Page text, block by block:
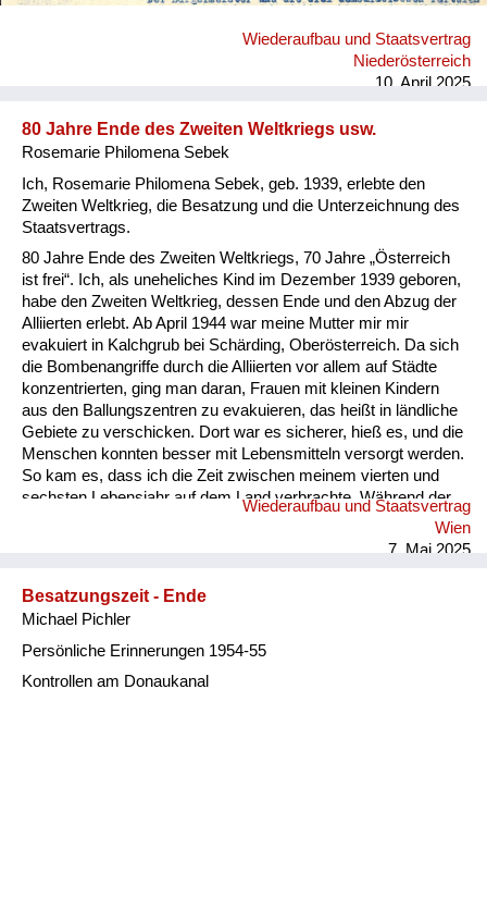
Wiederaufbau und Staatsvertrag
Niederösterreich
10. April 2025
80 Jahre Ende des Zweiten Weltkriegs usw.
Rosemarie Philomena Sebek
Ich, Rosemarie Philomena Sebek, geb. 1939, erlebte den
Zweiten Weltkrieg, die Besatzung und die Unterzeichnung des
Staatsvertrags.
80 Jahre Ende des Zweiten Weltkriegs, 70 Jahre „Österreich
ist frei“. Ich, als uneheliches Kind im Dezember 1939 geboren,
habe den Zweiten Weltkrieg, dessen Ende und den Abzug der
Alliierten erlebt. Ab April 1944 war meine Mutter mir mir
evakuiert in Kalchgrub bei Schärding, Oberösterreich. Da sich
die Bombenangriffe durch die Alliierten vor allem auf Städte
konzentrierten, ging man daran, Frauen mit kleinen Kindern
aus den Ballungszentren zu evakuieren, das heißt in ländliche
Gebiete zu verschicken. Dort war es sicherer, hieß es, und die
Menschen konnten besser mit Lebensmitteln versorgt werden.
So kam es, dass ich die Zeit zwischen meinem vierten und
sechsten Lebensjahr auf dem Land verbrachte. Während der
Zeit unserer Evakuierung fuhren wir einige Male nach Wien,
wo mir mulmig zumut war, wenn Erwachsene in Hektik
Kuckucks ertönte, womit Tiefflieger angekündigt wurden. Dann
schnappte mich ein Familienmitgli...
Wiederaufbau und Staatsvertrag
Wien
7. Mai 2025
Besatzungszeit - Ende
Michael Pichler
Persönliche Erinnerungen 1954-55
Kontrollen am Donaukanal